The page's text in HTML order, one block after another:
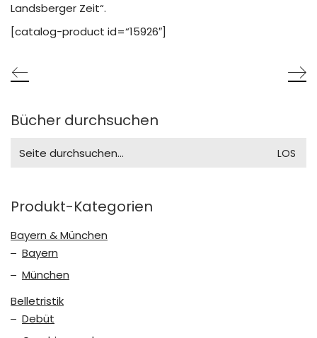
Landsberger Zeit“.
[catalog-product id=“15926″]
Bücher durchsuchen
for:
Produkt-Kategorien
Bayern & München
Bayern
München
Belletristik
Debüt